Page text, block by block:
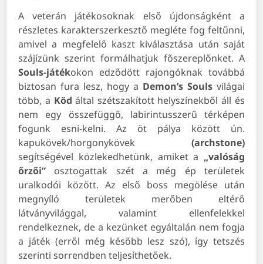
A veterán játékosoknak első újdonságként a
részletes karakterszerkesztő megléte fog feltűnni,
amivel a megfelelő kaszt kiválasztása után saját
szájízünk szerint formálhatjuk főszereplőnket. A
Souls-játékokon edződött rajongóknak továbbá
biztosan fura lesz, hogy a Demon’s Soulsvilágai
több, a Köd által szétszakított helyszínekből áll és
nem egy összefüggő, labirintusszerű térképen
fogunk esni-kelni. Az öt pálya között ún.
kapukövek/horgonykövek (archstone)
segítségével közlekedhetünk, amiket a „valóság
őrzői” osztogattak szét a még ép területek
uralkodói között. Az első boss megölése után
megnyíló területek merőben eltérő
látványvilággal, valamint ellenfelekkel
rendelkeznek, de a kezünket egyáltalán nem fogja
a játék (erről még később lesz szó), így tetszés
szerinti sorrendben teljesíthetőek.